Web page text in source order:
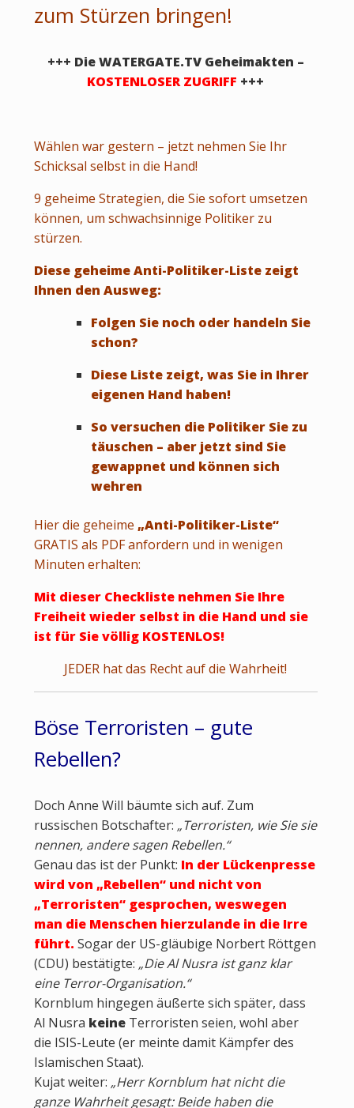
zum Stürzen bringen!
+++ Die WATERGATE.TV Geheimakten –
KOSTENLOSER ZUGRIFF +++
Wählen war gestern – jetzt nehmen Sie Ihr
Schicksal selbst in die Hand!
9 geheime Strategien, die Sie sofort umsetzen
können, um schwachsinnige Politiker zu
stürzen.
Diese geheime Anti-Politiker-Liste zeigt
Ihnen den Ausweg:
Folgen Sie noch oder handeln Sie
schon?
Diese Liste zeigt, was Sie in Ihrer
eigenen Hand haben!
So versuchen die Politiker Sie zu
täuschen – aber jetzt sind Sie
gewappnet und können sich
wehren
Hier die geheime „Anti-Politiker-Liste“
GRATIS als PDF anfordern und in wenigen
Minuten erhalten:
Mit dieser Checkliste nehmen Sie Ihre
Freiheit wieder selbst in die Hand und sie
ist für Sie völlig KOSTENLOS!
JEDER hat das Recht auf die Wahrheit!
Böse Terroristen – gute
Rebellen?
Doch Anne Will bäumte sich auf. Zum
russischen Botschafter: „Terroristen, wie Sie sie
nennen, andere sagen Rebellen.“
Genau das ist der Punkt: In der Lückenpresse
wird von „Rebellen“ und nicht von
„Terroristen“ gesprochen, weswegen
man die Menschen hierzulande in die Irre
führt. Sogar der US-gläubige Norbert Röttgen
(CDU) bestätigte: „Die Al Nusra ist ganz klar
eine Terror-Organisation.“
Kornblum hingegen äußerte sich später, dass
Al Nusra keineTerroristen seien, wohl aber
die ISIS-Leute (er meinte damit Kämpfer des
Islamischen Staat).
Kujat weiter: „Herr Kornblum hat nicht die
ganze Wahrheit gesagt: Beide haben die